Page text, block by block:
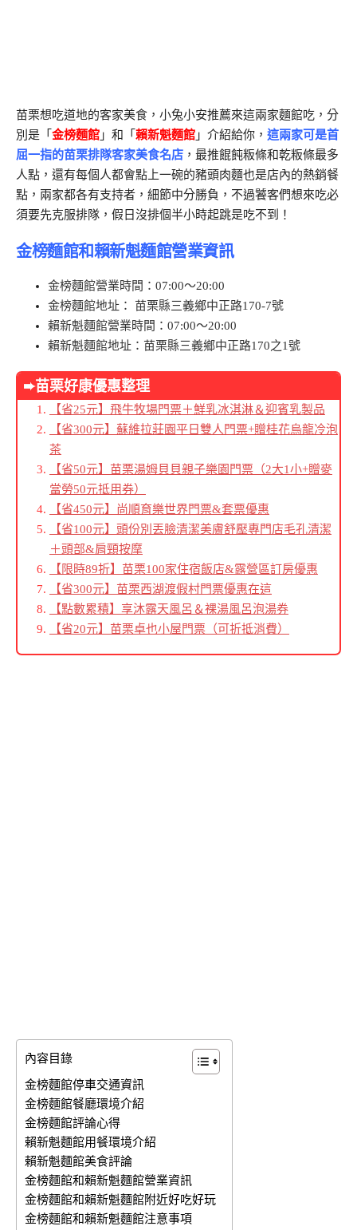
苗栗想吃道地的客家美食，小兔小安推薦來這兩家麵館吃，分
別是「 金榜麵館 」和「 賴新魁麵館 」介紹給你， 這兩家可是首
屈一指的苗栗排隊客家美食名店 ，最推餛飩粄條和乾粄條最多
人點，還有每個人都會點上一碗的豬頭肉麵也是店內的熱銷餐
點，兩家都各有支持者，細節中分勝負，不過饕客們想來吃必
須要先克服排隊，假日沒排個半小時起跳是吃不到！
金榜麵館和賴新魁麵館營業資訊
金榜麵館營業時間 ：07:00～20:00
金榜麵館地址 ： 苗栗縣三義鄉中正路170-7號
賴新魁麵館營業時間 ：07:00～20:00
賴新魁麵館地址 ：苗栗縣三義鄉中正路170之1號
➨苗栗好康優惠整理
【省25元】飛牛牧場門票＋鮮乳冰淇淋＆迎賓乳製品
【省300元】蘇維拉莊園平日雙人門票+贈桂花烏龍冷泡
茶
【省50元】苗栗湯姆貝貝親子樂園門票（2大1小+贈麥
當勞50元抵用券）
【省450元】尚順育樂世界門票&套票優惠
【省100元】頭份別丟臉清潔美膚舒壓專門店毛孔清潔
＋頭部&肩頸按摩
【限時89折】苗栗100家住宿飯店&露營區訂房優惠
【省300元】苗栗西湖渡假村門票優惠在這
【點數累積】享沐露天風呂＆裸湯風呂泡湯券
【省20元】苗栗卓也小屋門票（可折抵消費）
內容目錄
金榜麵館停車交通資訊
金榜麵館餐廳環境介紹
金榜麵館評論心得
賴新魁麵館用餐環境介紹
賴新魁麵館美食評論
金榜麵館和賴新魁麵館營業資訊
金榜麵館和賴新魁麵館附近好吃好玩
金榜麵館和賴新魁麵館注意事項